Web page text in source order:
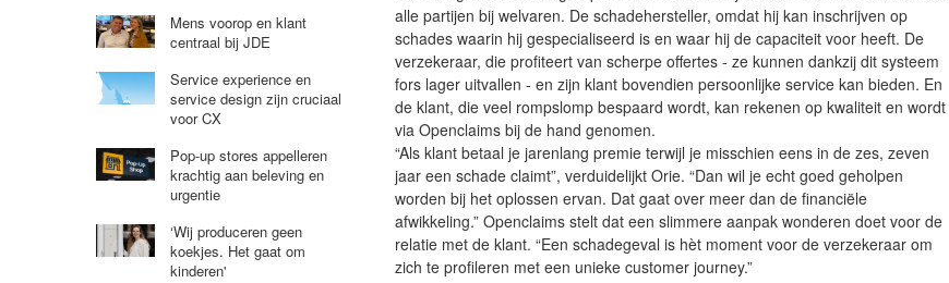
alle partijen bij welvaren. De schadehersteller, omdat hij kan inschrijven op
schades waarin hij gespecialiseerd is en waar hij de capaciteit voor heeft. De
verzekeraar, die profiteert van scherpe offertes - ze kunnen dankzij dit systeem
fors lager uitvallen - en zijn klant bovendien persoonlijke service kan bieden. En
de klant, die veel rompslomp bespaard wordt, kan rekenen op kwaliteit en wordt
via Openclaims bij de hand genomen.
“Als klant betaal je jarenlang premie terwijl je misschien eens in de zes, zeven
jaar een schade claimt”, verduidelijkt Orie. “Dan wil je echt goed geholpen
worden bij het oplossen ervan. Dat gaat over meer dan de financiële
afwikkeling.” Openclaims stelt dat een slimmere aanpak wonderen doet voor de
relatie met de klant. “Een schadegeval is hèt moment voor de verzekeraar om
zich te profileren met een unieke customer journey.”
Mens voorop en klant
centraal bij JDE
Service experience en
service design zijn cruciaal
voor CX
Pop-up stores appelleren
krachtig aan beleving en
urgentie
‘Wij produceren geen
koekjes. Het gaat om
kinderen'